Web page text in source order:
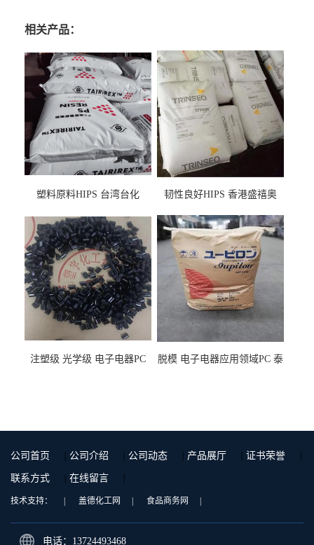
相关产品：
塑料原料HIPS 台湾台化
用料
韧性良好HIPS 香港盛禧奥
注塑级 光学级 电子电器PC
脱模 电子电器应用领域PC 泰
公司首页 公司介绍 公司动态 产品展厅 证书荣誉
联系方式 在线留言
技术支持： | 盖德化工网 | 食品商务网 |
电话：13724493468